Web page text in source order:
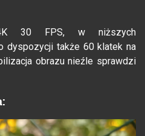
30 FPS, w niższych
dyspozycji także 60 klatek na
obrazu nieźle sprawdzi